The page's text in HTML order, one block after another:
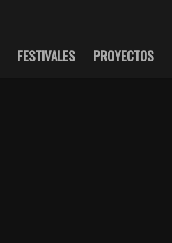
FESTIVALES PROYECTOS